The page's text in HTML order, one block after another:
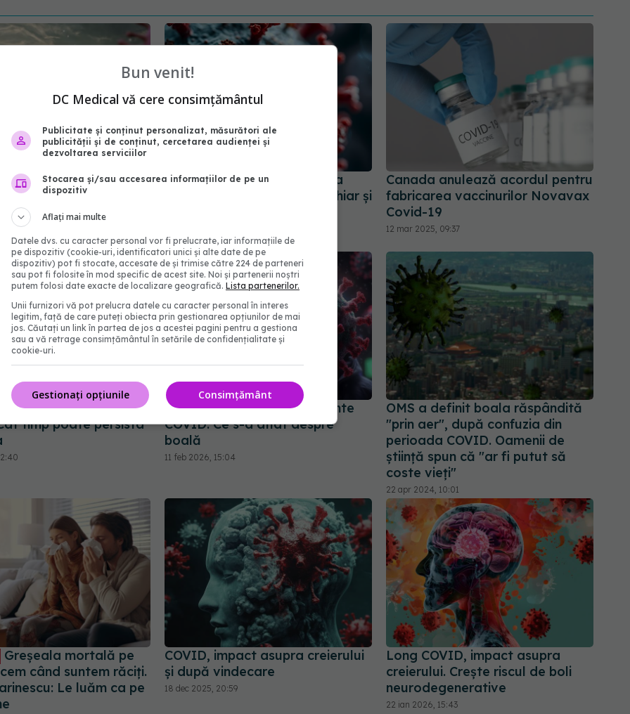
că laboratorul din
a fost implicat în
COVID-19
COVID, impact major asupra
creierului. Efectele vizibile chiar și
Canada anulează acordul pentru
fabricarea vaccinurilor Novavax
Covid-19
12 mar 2025, 09:37
miros după
timp poate persista
De ce apar mereu noi variante
COVID. Ce s-a aflat despre
boală
11 feb 2026, 15:04
OMS a definit boala răspândită
"prin aer", după confuzia din
perioada COVID. Oamenii de
știință spun că "ar fi putut să
coste vieți"
22 apr 2024, 10:01
Greșeala mortală pe
când suntem răciți.
Le luăm ca pe
COVID, impact asupra creierului
și după vindecare
18 dec 2025, 20:59
Long COVID, impact asupra
creierului. Crește riscul de boli
neurodegenerative
22 ian 2026, 15:43
Bun venit!
DC Medical vă cere consimțământul
Publicitate și conținut personalizat, măsurători ale
publicității și de conținut, cercetarea audienței și
dezvoltarea serviciilor
Stocarea și/sau accesarea informațiilor de pe un
dispozitiv
Aflați mai multe
Datele dvs. cu caracter personal vor fi prelucrate, iar informațiile de
pe dispozitiv (cookie-uri, identificatori unici și alte date de pe
dispozitiv) pot fi stocate, accesate de și trimise către 224 de parteneri
sau pot fi folosite în mod specific de acest site. Noi și partenerii noștri
putem folosi date exacte de localizare geografică. Lista partenerilor.
Unii furnizori vă pot prelucra datele cu caracter personal în interes
legitim, față de care puteți obiecta prin gestionarea opțiunilor de mai
jos. Căutați un link în partea de jos a acestei pagini pentru a gestiona
sau a vă retrage consimțământul în setările de confidențialitate și
cookie-uri.
Consimțământ
Gestionați opțiunile